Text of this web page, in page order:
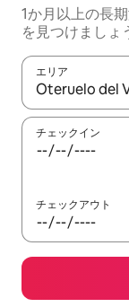
1か月以上の長
を見つけましょ
エリア
検索結果が表示
チェックイン
チェックアウト